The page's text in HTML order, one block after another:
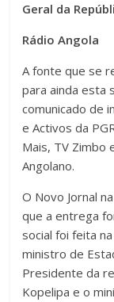
Geral da
Rádio Angola
A fonte que se
para ainda esta
comunicado de
e Activos da
Mais, TV Zimbo
Angolano.
O Novo Jornal
que a entrega
social foi feita
ministro de
Presidente da
Kopelipa e o